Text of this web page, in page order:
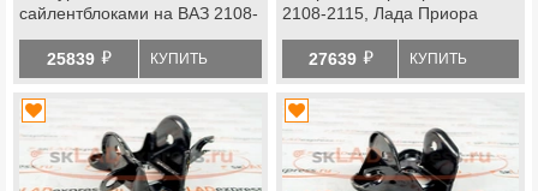
сайлентблоками на ВАЗ 2108-
Лада Приора
25839 й КУПИТЬ
2108-2115, Лада Приора
27639 й КУПИТЬ